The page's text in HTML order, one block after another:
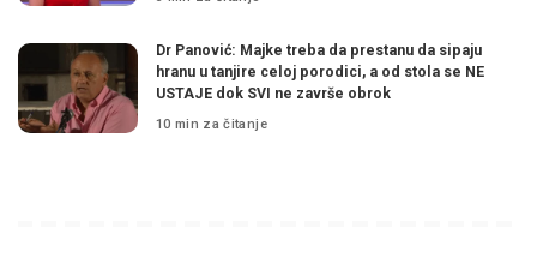
Dr Panović: Majke treba da prestanu da sipaju
hranu u tanjire celoj porodici, a od stola se NE
USTAJE dok SVI ne završe obrok
10 min za čitanje